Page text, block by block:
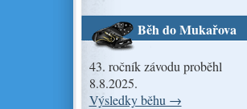
Běh do Mukařova
43. ročník závodu proběhl
8.8.2025.
Výsledky běhu →